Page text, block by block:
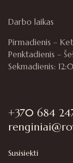
Darbo laikas
Pirmadienis –
Penktadienis –
Sekmadienis:
+370 684
Susisiekti